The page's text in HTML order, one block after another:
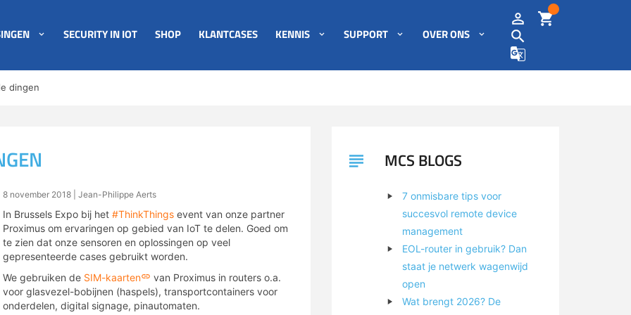
SECURITY IN IOT SHOP KLANTCASES KENNIS SUPPORT OVER ONS
dingen
8 november 2018 | Jean-Philippe Aerts
In Brussels Expo bij het #ThinkThings event van onze partner
Proximus om ervaringen op gebied van IoT te delen. Goed om
te zien dat onze sensoren en oplossingen op veel
gepresenteerde cases gebruikt worden.
We gebruiken de SIM-kaarten
van Proximus in routers o.a.
voor glasvezel-bobijnen (haspels), transportcontainers voor
onderdelen, digital signage, pinautomaten.
MCS BLOGS
7 onmisbare tips voor
succesvol remote device
management
EOL-router in gebruik? Dan
staat je netwerk wagenwijd
open
Wat brengt 2026? De